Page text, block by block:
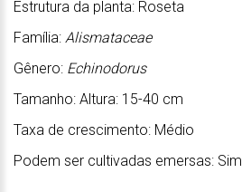
Estrutura da planta: Roseta
Família: Alismataceae
Gênero: Echinodorus
Tamanho: Altura: 15-40 cm
Taxa de crescimento: Médio
Podem ser cultivadas emersas: Sim